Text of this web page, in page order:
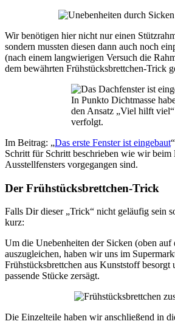
Wir benötigen hier nicht nur einen
sondern mussten diesen dann auch noch
(nach einem langwierigen Versuch die
dem bewährten Frühstücksbrettchen-Trick
In Punkto Dichtmasse
den Ansatz „Viel hilft viel“
verfolgt.
Im Beitrag: „Das erste Fenster ist eingebaut
Schritt für Schritt beschrieben wie wir beim
Ausstellfensters vorgegangen sind.
Der Frühstücksbrettchen-Trick
Falls Dir dieser „Trick“ nicht geläufig sein
kurz:
Um die Unebenheiten der Sicken (oben auf
auszugleichen, haben wir uns im
Frühstücksbrettchen aus Kunststoff besorgt
passende Stücke zersägt.
Die Einzelteile haben wir anschließend in